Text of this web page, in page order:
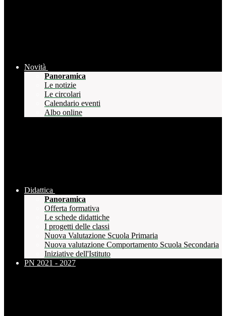
Novità
Panoramica
Le notizie
Le circolari
Calendario eventi
Albo online
Didattica
Panoramica
Offerta formativa
Le schede didattiche
I progetti delle classi
Nuova Valutazione Scuola Primaria
Nuova valutazione Comportamento Scuola Secondaria
Iniziative dell'Istituto
PN 2021 - 2027